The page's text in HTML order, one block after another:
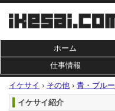
ホーム
仕事情報
イケサイ › その他 › 青・ブルー
イケサイ紹介